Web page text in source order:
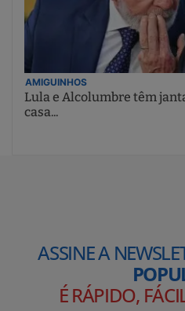
AMIGUINHOS
Lula e Alcolumbre têm
casa...
ASSINE A
É RÁPIDO,